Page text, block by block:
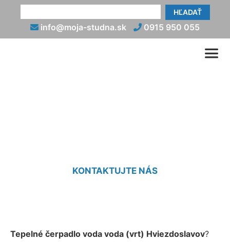
HĽADAŤ
info@moja-studna.sk 0915 950 055
KONTAKTUJTE NÁS
Tepelné čerpadlo voda voda (vrt) Hviezdoslavov?